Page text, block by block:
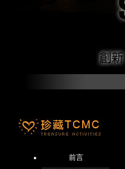
前言